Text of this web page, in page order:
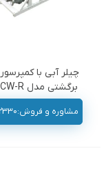
چیلر آبی با
برگشتی مدل NCW-R نیک
مشاوره و فروش:02191302330